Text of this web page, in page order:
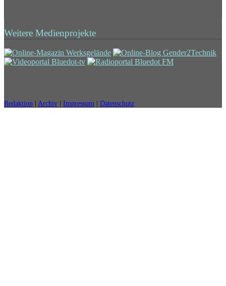
Weitere Medienprojekte
Redaktion Archiv Impressum Datenschutz